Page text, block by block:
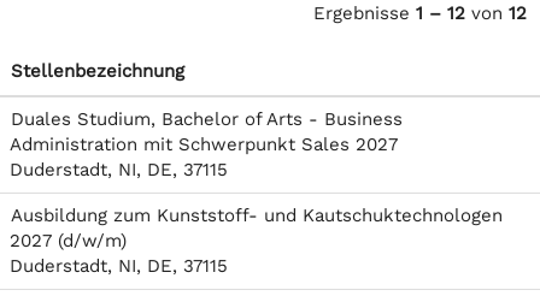
Ergebnisse 1 – 12 von 12
Stellenbezeichnung
Duales Studium, Bachelor of Arts - Business
Administration mit Schwerpunkt Sales 2027
Duderstadt, NI, DE, 37115
Ausbildung zum Kunststoff- und Kautschuktechnologen
2027 (d/w/m)
Duderstadt, NI, DE, 37115